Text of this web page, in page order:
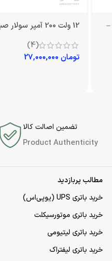
–
12 ولت 200 آمپر سولار صبا باتری
(4)
تومان
تضمین اصالت کالا
Product Authenticity
مطالب پربازدید
خرید باتری UPS (یو‌پی‌اس)
خرید باتری موتورسیکلت
خرید باتری لیتیومی
خرید باتری لیفتراک